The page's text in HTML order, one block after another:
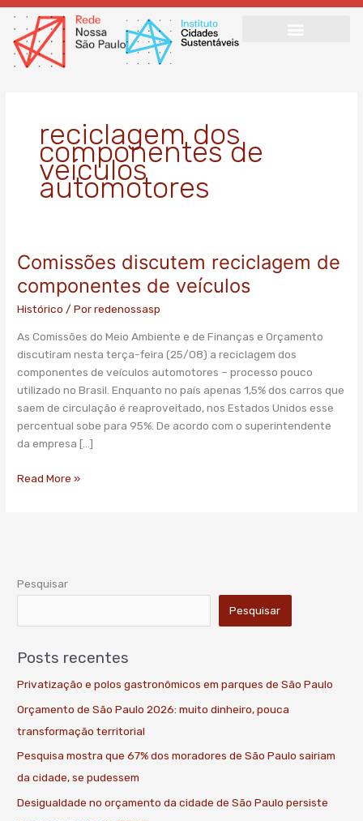
Ir
para
conteúdo
reciclagem dos
componentes de
veículos
automotores
Comissões discutem reciclagem de
componentes de veículos
Histórico / Porredenossasp
As Comissões do Meio Ambiente e de Finanças e Orçamento
discutiram nesta terça-feira (25/08) a reciclagem dos
componentes de veículos automotores – processo pouco
utilizado no Brasil. Enquanto no país apenas 1,5% dos carros que
saem de circulação é reaproveitado, nos Estados Unidos esse
percentual sobe para 95%. De acordo com o superintendente
da empresa […]
Comissões
reciclagem
de
Read More »
Pesquisar
Pesquisar
Posts recentes
Privatização e polos gastronômicos em parques de São Paulo
Orçamento de São Paulo 2026: muito dinheiro, pouca
transformação territorial
Pesquisa mostra que 67% dos moradores de São Paulo sairiam
da cidade, se pudessem
Desigualdade no orçamento da cidade de São Paulo persiste